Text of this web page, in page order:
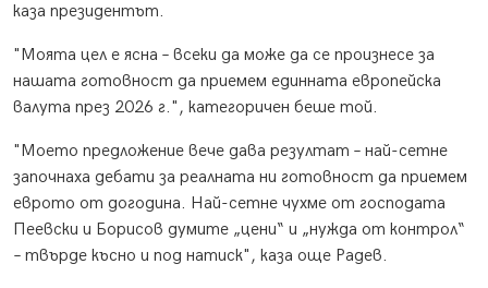
каза президентът.
"Моята цел е ясна – всеки да може да се произнесе за
нашата готовност да приемем единната европейска
валута през 2026 г.", категоричен беше той.
"Моето предложение вече дава резултат – най-сетне
започнаха дебати за реалната ни готовност да приемем
еврото от догодина. Най-сетне чухме от господата
Пеевски и Борисов думите „цени“ и „нужда от контрол“
– твърде късно и под натиск", каза още Радев.